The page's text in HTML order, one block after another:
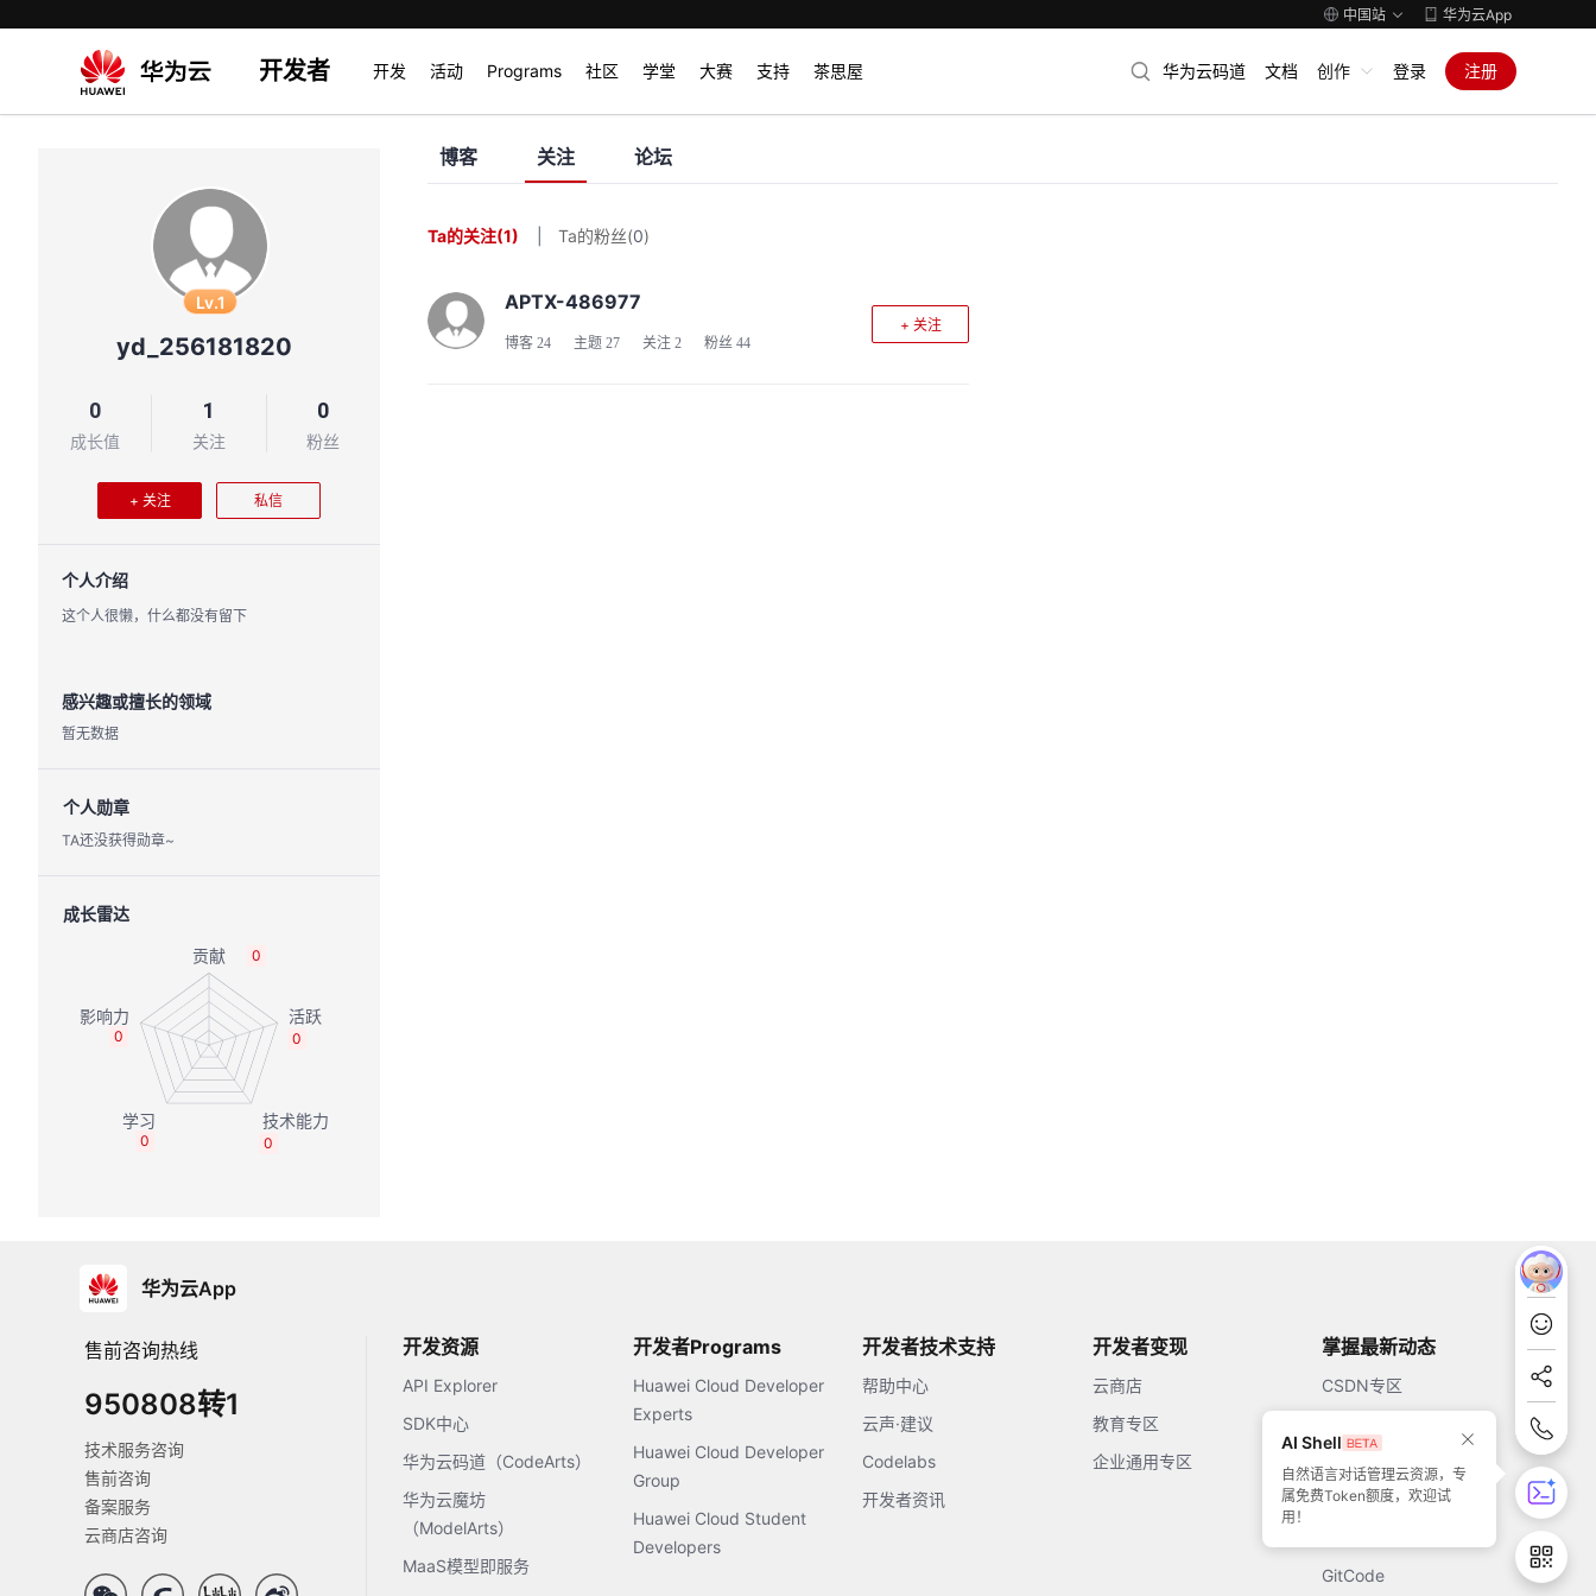
中国站 华为云App
开发者 开发 活动 Programs 社区 学堂 大赛 支持 茶思屋 华为云码道 文档 创作 登录 注册
Lv.1
yd_256181820
0
成长值
1
关注
0
粉丝
+ 关注 私信
个人介绍
这个人很懒，什么都没有留下
感兴趣或擅长的领域
暂无数据
个人勋章
TA还没获得勋章~
成长雷达
0
0
0
0
0
博客 关注 论坛
Ta的关注(1) Ta的粉丝(0)
APTX-486977
博客 24 主题 27 关注 2 粉丝 44
+ 关注
华为云App
售前咨询热线
950808转1
技术服务咨询
售前咨询
备案服务
云商店咨询
开发资源
API Explorer
SDK中心
华为云码道（CodeArts）
华为云魔坊
（ModelArts）
MaaS模型即服务
开发者Programs
Huawei Cloud Developer
Experts
Huawei Cloud Developer
Group
Huawei Cloud Student
Developers
开发者技术支持
帮助中心
云声·建议
Codelabs
开发者资讯
开发者变现
云商店
教育专区
企业通用专区
掌握最新动态
CSDN专区
51CTO
GitCode
AI Shell
自然语言对话管理云资源，专
属免费Token额度，欢迎试
用！